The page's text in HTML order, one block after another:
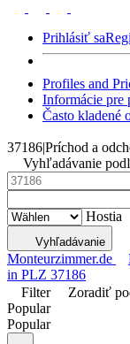
Prihlásiť sa
Profiles and
Informácie pre
Často kladené
37186|Príchod a
Vyhľadávanie
Hostia
Vyhľadávanie
Monteurzimmer.de
in PLZ 37186
Filter
Zoradiť
Popular
Popular